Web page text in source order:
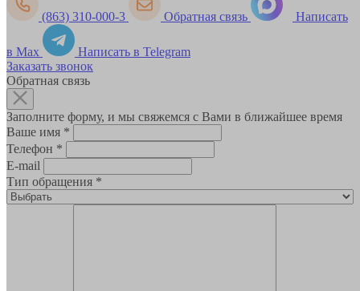
(863) 310-000-3 Обратная связь Написать
в Max
Написать в Telegram
Заказать звонок
Обратная связь
Заполните форму, и мы свяжемся с Вами в ближайшее время
Ваше имя *
Телефон *
E-mail
Тип обращения *